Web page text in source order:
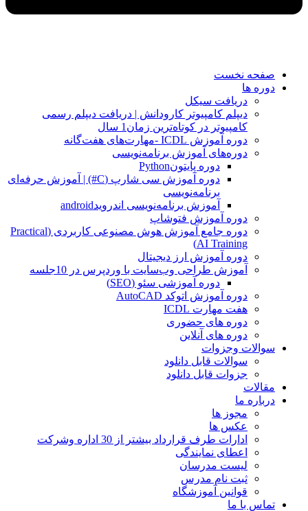
صفحه نخست
دوره ها
دریافت سیکل
دیپلم کامپیوتر کارودانش | دریافت دیپلم رسمی
کامپیوتر در کوتاه‌ترین زمان1 سال
دوره آموزش ICDL -مهارت‌های هفت‌گانه
دوره‌های آموزش برنامه‌نویسی
دوره پایتونPython
دوره آموزش سی شارپ (C#) | آموزش حرفه‌ای
برنامه‌نویسی
آموزش برنامه‌نویسی اندرویدandroid
دوره آموزش فتوشاپ
دوره جامع آموزش هوش مصنوعی کاربردی (Practical
AI Training)
دوره آموزش ارز دیجیتال
آموزش طراحی وب‌سایت با وردپرس در 10جلسه
دوره آموزشی سئو (SEO)
دوره آموزش اتوکد AutoCAD
هفت مهارت ICDL
دوره های حضوری
دوره های آنلاین
سوالات وجزوات
سوالات قابل دانلود
جزوات قابل دانلود
مقالات
درباره ما
مجوز ها
عکس ها
ادارات طرف قرارداد بیشتر از 30 اداره وشرکت
اعطای نمایندگی
لیست مدرسان
ثبت نام مدرس
قوانین آموزشگاه
تماس با ما